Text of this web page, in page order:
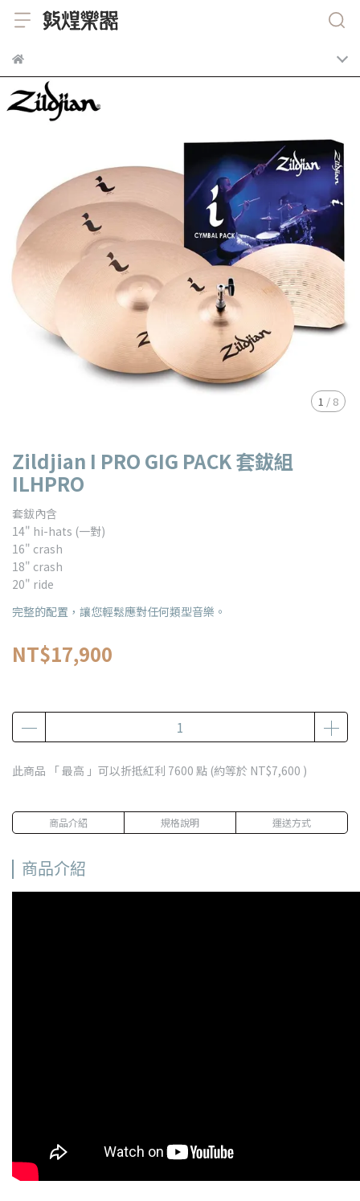
1 / 8
Zildjian I PRO GIG PACK 套鈸組
ILHPRO
套鈸內含
14" hi-hats (一對)
16" crash
18" crash
20" ride
完整的配置，讓您輕鬆應對任何類型音樂。
NT$17,900
此商品 「 最高 」可以折抵紅利 7600 點 (約等於 NT$7,600 )
商品介紹 規格說明 運送方式
商品介紹